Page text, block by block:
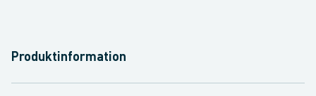
Produktinformation